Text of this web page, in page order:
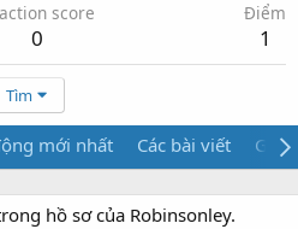
score
0
Điểm
1
Tìm
mới nhất Các bài viết Giới
hồ sơ của Robinsonley.